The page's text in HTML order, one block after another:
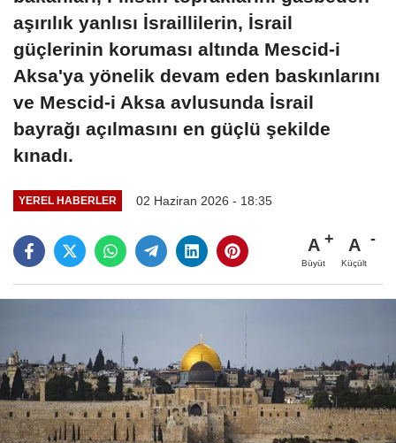
aşırılık yanlısı İsraillilerin, İsrail
güçlerinin koruması altında Mescid-i
Aksa'ya yönelik devam eden baskınlarını
ve Mescid-i Aksa avlusunda İsrail
bayrağı açılmasını en güçlü şekilde
kınadı.
YEREL HABERLER 02 Haziran 2026 - 18:35
A
Büyüt
A
Küçült